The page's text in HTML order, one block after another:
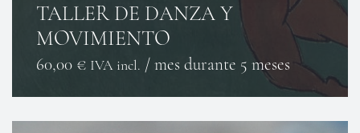
TALLER DE DANZA Y
MOVIMIENTO
60,00 € IVA incl. / mes durante 5 meses